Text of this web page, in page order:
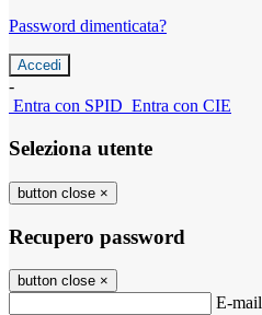
Password dimenticata?
-
Entra con SPID Entra con CIE
Seleziona utente
button close ×
Recupero password
button close ×
E-mail